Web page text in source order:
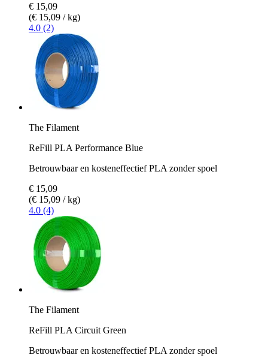
€ 15,09
(€ 15,09 / kg)
4.0 (2)
The Filament
ReFill PLA Performance Blue
Betrouwbaar en kosteneffectief PLA zonder spoel
€ 15,09
(€ 15,09 / kg)
4.0 (4)
The Filament
ReFill PLA Circuit Green
Betrouwbaar en kosteneffectief PLA zonder spoel